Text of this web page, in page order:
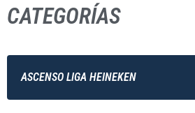
CATEGORÍAS
ASCENSO LIGA HEINEKEN